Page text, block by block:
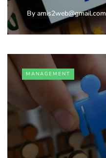
By amis2web@gmail.com
MANAGEMENT